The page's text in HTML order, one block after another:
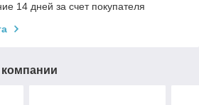
14 дней за счет покупателя